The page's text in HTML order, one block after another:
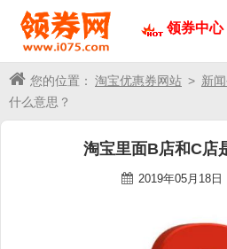
领券中心
您的位置： 淘宝优惠券网站 > 新
什么意思？
淘宝里面B店和C店
2019年05月18日